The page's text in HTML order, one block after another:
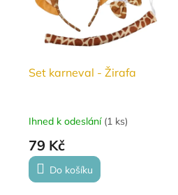
Set karneval - Žirafa
Ihned k odeslání (1 ks)
79 Kč
Do košíku